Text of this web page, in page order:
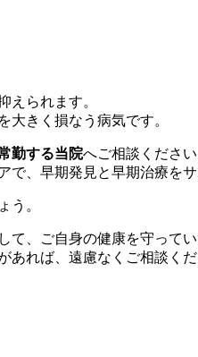
えられます。
きく損なう病気です。
勤する当院へご相談ください
、早期発見と早期治療をサ
う。
て、ご自身の健康を守って
れば、遠慮なくご相談くだ